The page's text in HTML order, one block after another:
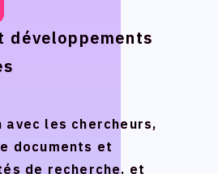
développements
avec les chercheurs,
documents et
de recherche, et
développements
avec les chercheurs,
documents et
de recherche, et